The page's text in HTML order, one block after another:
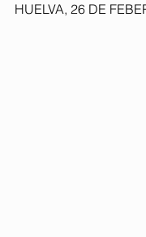
HUELVA, 26 DE